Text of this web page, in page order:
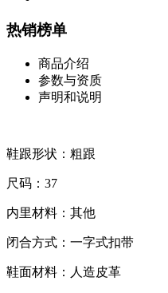
热销榜单
商品介绍
参数与资质
声明和说明
鞋跟形状：粗跟
尺码：37
内里材料：其他
闭合方式：一字式扣带
鞋面材料：人造皮革